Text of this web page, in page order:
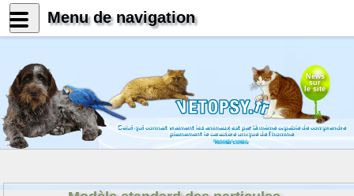
News
sur
le site
Celui qui connait vraiment les animaux est par là même capable de comprendre
pleinement le caractère unique de l'homme
Konrad Lorenz
Menu de navigation